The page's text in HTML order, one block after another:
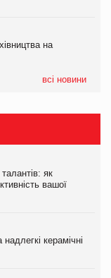
на
всі новини
з’явилися
на
як
вашої
керамічні